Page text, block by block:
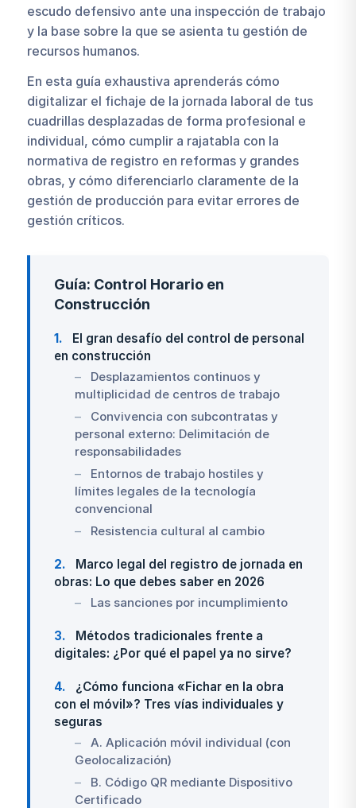
escudo defensivo ante una inspección de trabajo
y la base sobre la que se asienta tu gestión de
recursos humanos.
En esta guía exhaustiva aprenderás cómo
digitalizar el fichaje de la jornada laboral de tus
cuadrillas desplazadas de forma profesional e
individual, cómo cumplir a rajatabla con la
normativa de registro en reformas y grandes
obras, y cómo diferenciarlo claramente de la
gestión de producción para evitar errores de
gestión críticos.
Guía: Control Horario en
Construcción
1
El gran desafío del control de personal
en construcción
Desplazamientos continuos y
multiplicidad de centros de trabajo
Convivencia con subcontratas y
personal externo: Delimitación de
responsabilidades
Entornos de trabajo hostiles y
límites legales de la tecnología
convencional
Resistencia cultural al cambio
2
Marco legal del registro de jornada en
obras: Lo que debes saber en 2026
Las sanciones por incumplimiento
3
Métodos tradicionales frente a
digitales: ¿Por qué el papel ya no sirve?
4
¿Cómo funciona «Fichar en la obra
con el móvil»? Tres vías individuales y
seguras
A. Aplicación móvil individual (con
Geolocalización)
B. Código QR mediante Dispositivo
Certificado